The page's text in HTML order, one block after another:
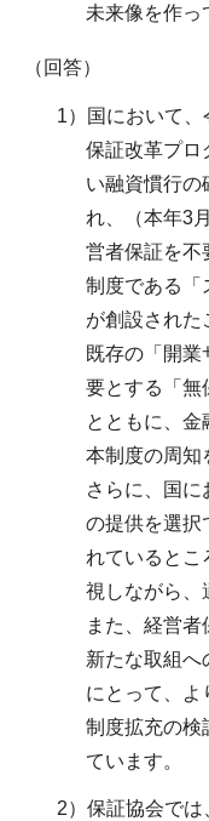
未来像を作っ
（回答）
1）国において
保証改革プロ
い融資慣行の
れ、（本年3
営者保証を不
制度である「
が創設された
既存の「開業
要とする「無
とともに、金
本制度の周知
さらに、国に
の提供を選択
れているとこ
視しながら、
また、経営
新たな取組へ
にとって、よ
制度拡充の検
ています。
2）保証協会で